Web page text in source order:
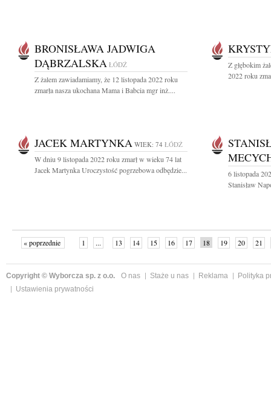
BRONISŁAWA JADWIGA
DĄBRZALSKA ŁÓDŹ
Z żalem zawiadamiamy, że 12 listopada 2022 roku
zmarła nasza ukochana Mama i Babcia mgr inż....
Z głębokim
2022 roku
JACEK MARTYNKA WIEK: 74 ŁÓDŹ
W dniu 9 listopada 2022 roku zmarł w wieku 74 lat
Jacek Martynka Uroczystość pogrzebowa odbędzie...
6 listopada
Stanisław
« poprzednie 1 ... 13 14 15 16 17 18 19 20
21
Copyright © Wyborcza sp. z o.o. O nas Staże u nas Reklama
Polityka
Ustawienia prywatności